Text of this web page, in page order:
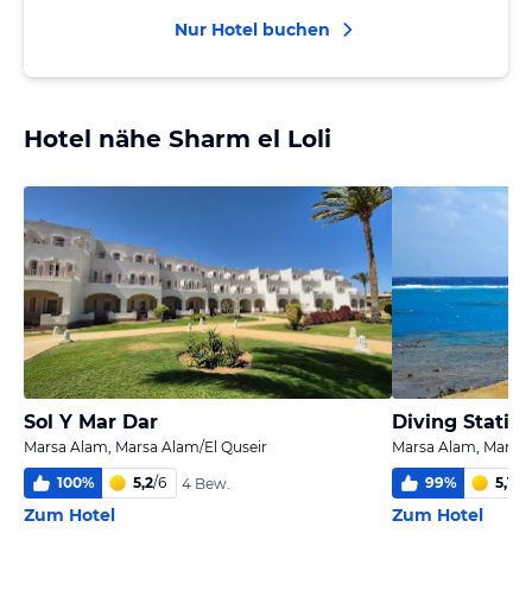
Nur Hotel buchen
Hotel nähe Sharm el Loli
Sol Y Mar Dar
Marsa Alam, Marsa Alam/El Quseir
100% 5,2/6 4 Bew.
Zum Hotel
Diving
Marsa Alam,
99% 5,1
Zum Hotel